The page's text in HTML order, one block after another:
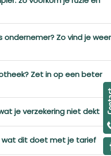
ondernemer? Zo vind je weer
Zet in op een beter
je verzekering niet dekt
wat dit doet met je tarief